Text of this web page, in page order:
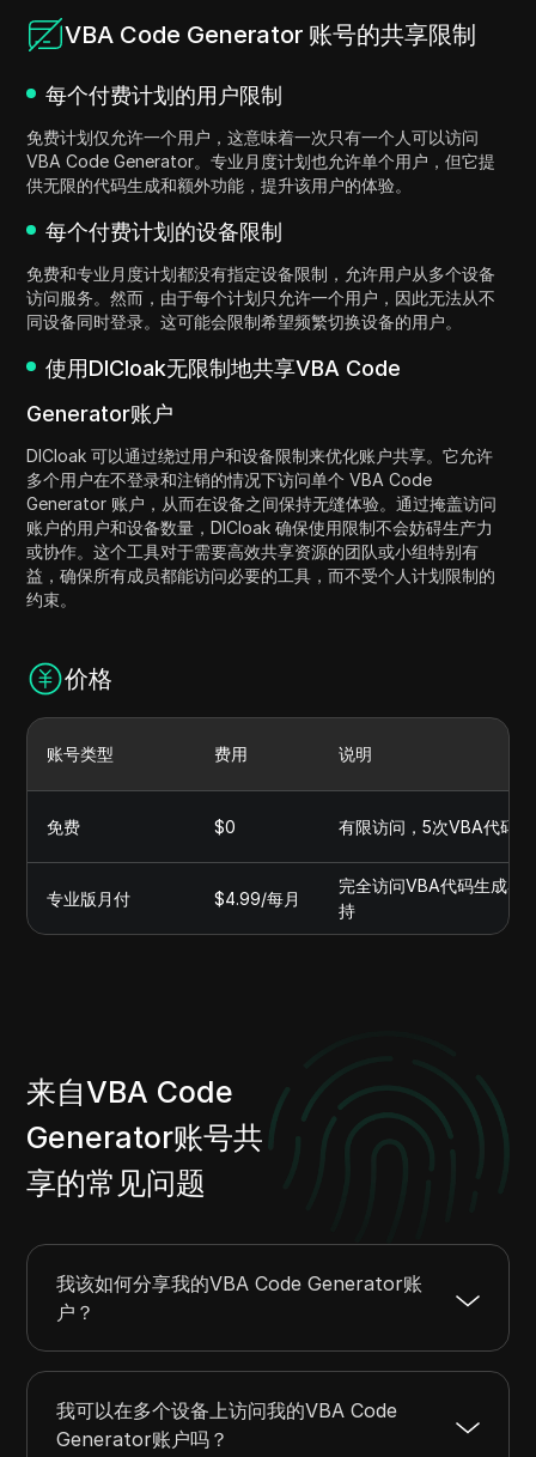
VBA Code Generator 账号的共享限制
每个付费计划的用户限制
免费计划仅允许一个用户，这意味着一次只有一个人可以访问
VBA Code Generator。专业月度计划也允许单个用户，但它提
供无限的代码生成和额外功能，提升该用户的体验。
每个付费计划的设备限制
免费和专业月度计划都没有指定设备限制，允许用户从多个设备
访问服务。然而，由于每个计划只允许一个用户，因此无法从不
同设备同时登录。这可能会限制希望频繁切换设备的用户。
使用DICloak无限制地共享VBA Code
Generator账户
DICloak 可以通过绕过用户和设备限制来优化账户共享。它允许
多个用户在不登录和注销的情况下访问单个 VBA Code
Generator 账户，从而在设备之间保持无缝体验。通过掩盖访问
账户的用户和设备数量，DICloak 确保使用限制不会妨碍生产力
或协作。这个工具对于需要高效共享资源的团队或小组特别有
益，确保所有成员都能访问必要的工具，而不受个人计划限制的
约束。
价格
账号类型 费用 说明
免费 $0 有限访问，5次VBA代码
专业版月付 $4.99/每月
完全访问VBA代码生成器
持
来自VBA Code
Generator账号共
享的常见问题
我该如何分享我的VBA Code Generator账
户？
我可以在多个设备上访问我的VBA Code
Generator账户吗？